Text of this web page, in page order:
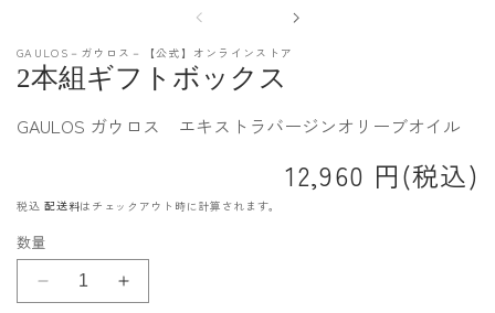
GAULOS－ガウロス－【公式】オンラインストア
2本組ギフトボックス
GAULOS ガウロス エキストラバージンオリーブオイル
12,960 円(税込)
税込配送料はチェックアウト時に計算されます。
数量